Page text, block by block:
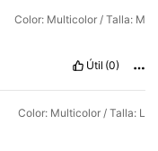
Color: Multicolor / Talla: M
Útil (0)
Color: Multicolor / Talla: L